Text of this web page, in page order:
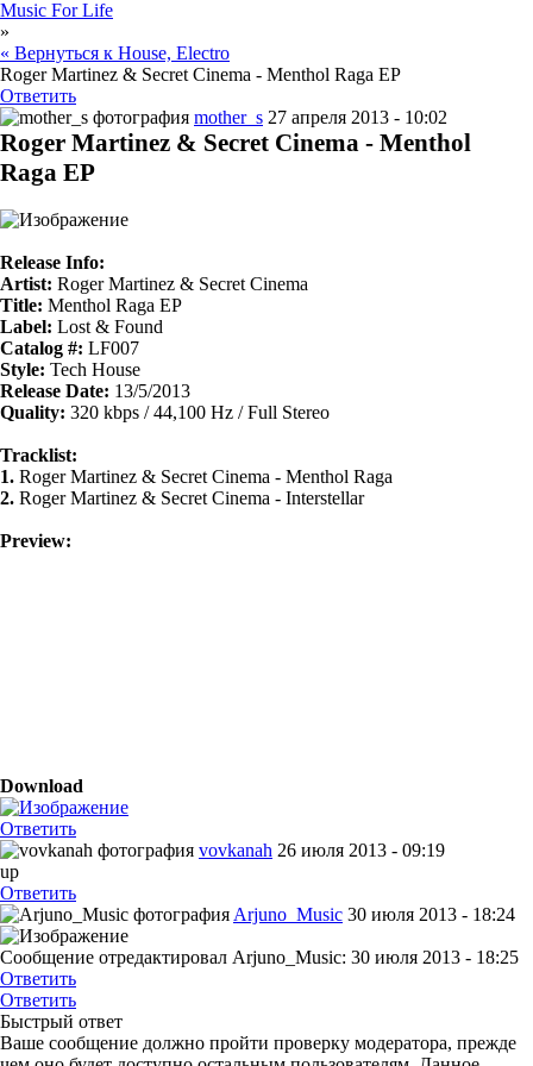
Music For Life
»
« Вернуться к House, Electro
Roger Martinez & Secret Cinema - Menthol Raga EP
Ответить
mother_s 27 апреля 2013 - 10:02
Roger Martinez & Secret Cinema - Menthol
Raga EP
Release Info:
Artist: Roger Martinez & Secret Cinema
Title: Menthol Raga EP
Label: Lost & Found
Catalog #: LF007
Style: Tech House
Release Date: 13/5/2013
Quality: 320 kbps / 44,100 Hz / Full Stereo
Tracklist:
1. Roger Martinez & Secret Cinema - Menthol Raga
2. Roger Martinez & Secret Cinema - Interstellar
Preview:
Download
Ответить
vovkanah 26 июля 2013 - 09:19
up
Ответить
Arjuno_Music 30 июля 2013 - 18:24
Сообщение отредактировал Arjuno_Music: 30 июля 2013 - 18:25
Ответить
Ответить
Быстрый ответ
Ваше сообщение должно пройти проверку модератора, прежде